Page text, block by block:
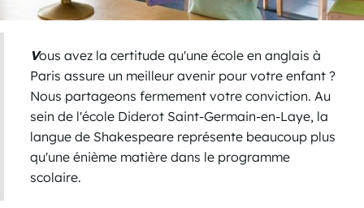
Vous avez la certitude qu'une école en anglais à
Paris assure un meilleur avenir pour votre enfant ?
Nous partageons fermement votre conviction. Au
sein de l'école Diderot Saint-Germain-en-Laye, la
langue de Shakespeare représente beaucoup plus
qu'une énième matière dans le programme
scolaire.